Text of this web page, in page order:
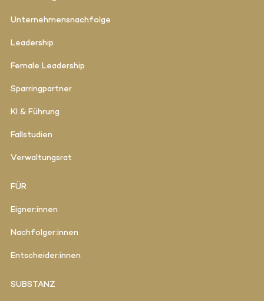
Unternehmensnachfolge
Leadership
Female Leadership
Sparringpartner
KI & Führung
Fallstudien
Verwaltungsrat
FÜR
Eigner:innen
Nachfolger:innen
Entscheider:innen
SUBSTANZ